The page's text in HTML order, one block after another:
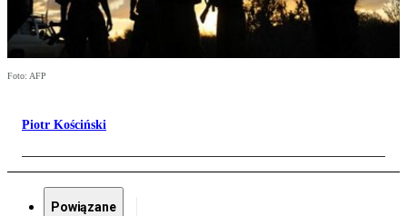
Foto: AFP
Piotr Kościński
Powiązane